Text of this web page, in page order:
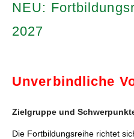
NEU:
2027
Unverbindliche
Zielgruppe und
Die Fortbildungsreihe richtet